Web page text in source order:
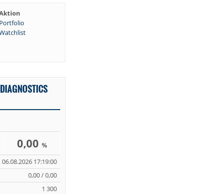
Portfolio
0,00%
06.08.2026 17:19:00
0,00 / 0,00
1 300